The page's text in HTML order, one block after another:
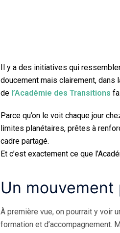
Il y a des initiatives qui
doucement mais clairement, dans
de l’Académie des Transitions
Parce qu’on le voit chaque jour
limites planétaires, prêtes à
cadre partagé.
Et c’est exactement ce que
Un mouvement
À première vue, on pourrait y voir
formation et d’accompagnement.